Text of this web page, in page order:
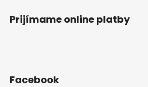
Prijímame online platby
Facebook